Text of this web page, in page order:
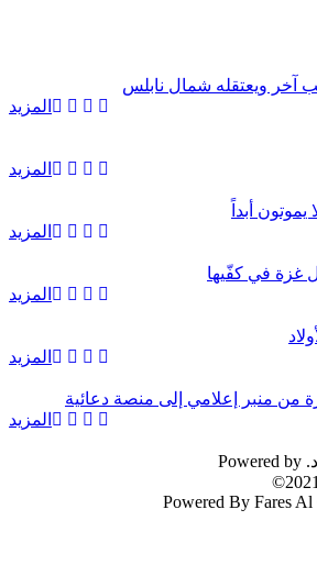
آخر ويعتقله شمال نابلس
المزيد
المزيد
يموتون أبداً
المزيد
غزة في كفّيها
المزيد
المزيد
من منبر إعلامي إلى منصة دعائية
المزيد
Powered By Fares